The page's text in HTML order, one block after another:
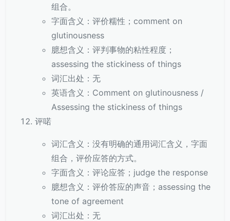
组合。
字面含义：评价糯性；comment on
glutinousness
臆想含义：评判事物的粘性程度；
assessing the stickiness of things
词汇出处：无
英语含义：Comment on glutinousness /
Assessing the stickiness of things
评喏
词汇含义：没有明确的通用词汇含义，字面
组合，评价应答的方式。
字面含义：评论应答；judge the response
臆想含义：评价答应的声音；assessing the
tone of agreement
词汇出处：无